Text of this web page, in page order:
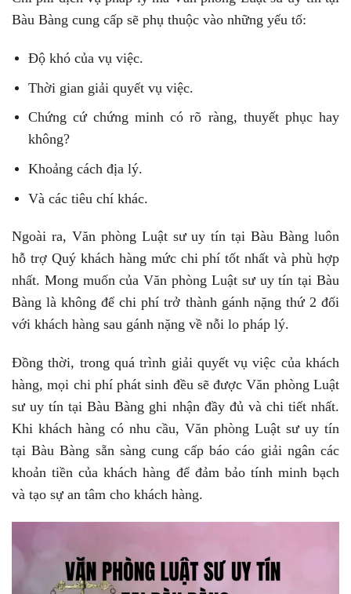
Bàu Bàng cung cấp sẽ phụ thuộc vào những yếu tố:
Độ khó của vụ việc.
Thời gian giải quyết vụ việc.
Chứng cứ chứng minh có rõ ràng, thuyết phục hay
không?
Khoảng cách địa lý.
Và các tiêu chí khác.
Ngoài ra, Văn phòng Luật sư uy tín tại Bàu Bàng luôn
hỗ trợ Quý khách hàng mức chi phí tốt nhất và phù hợp
nhất. Mong muốn của Văn phòng Luật sư uy tín tại Bàu
Bàng là không để chi phí trở thành gánh nặng thứ 2 đối
với khách hàng sau gánh nặng về nỗi lo pháp lý.
Đồng thời, trong quá trình giải quyết vụ việc của khách
hàng, mọi chi phí phát sinh đều sẽ được Văn phòng Luật
sư uy tín tại Bàu Bàng ghi nhận đầy đủ và chi tiết nhất.
Khi khách hàng có nhu cầu, Văn phòng Luật sư uy tín
tại Bàu Bàng sẵn sàng cung cấp báo cáo giải ngân các
khoản tiền của khách hàng để đảm bảo tính minh bạch
và tạo sự an tâm cho khách hàng.